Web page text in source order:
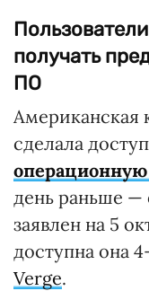
получать
ПО
Американская
сделала
операционную
день раньше
заявлен на 5
доступна она
Verge.